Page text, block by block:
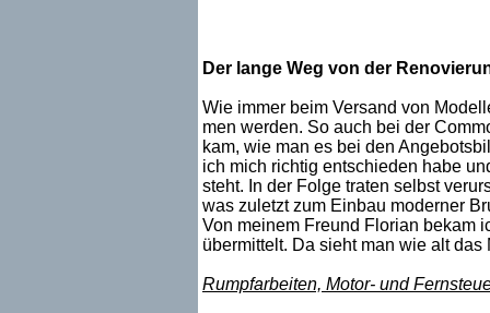
Der lange Weg von der
Wie immer beim Versand von
men werden. So auch bei der
kam, wie man es bei den
ich mich richtig entschieden habe
steht. In der Folge traten selbst
was zuletzt zum Einbau moderner
Von meinem Freund Florian bekam
übermittelt. Da sieht man wie alt
Rumpfarbeiten, Motor- und